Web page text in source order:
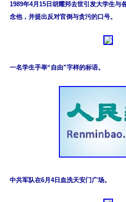
1989年4月15日胡耀邦去世引发大学生与
念他，并提出反对官倒与贪污的口号。
一名学生手举“自由”字样的标语。